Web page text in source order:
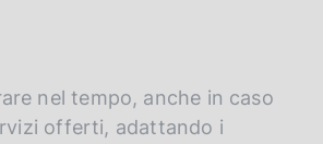
nel tempo, anche in caso
offerti, adattando i